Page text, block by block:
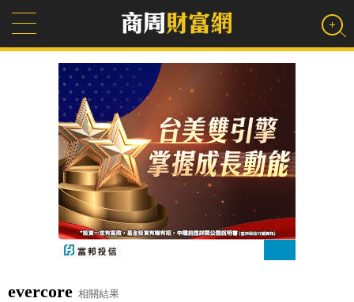
evercore 相關結果